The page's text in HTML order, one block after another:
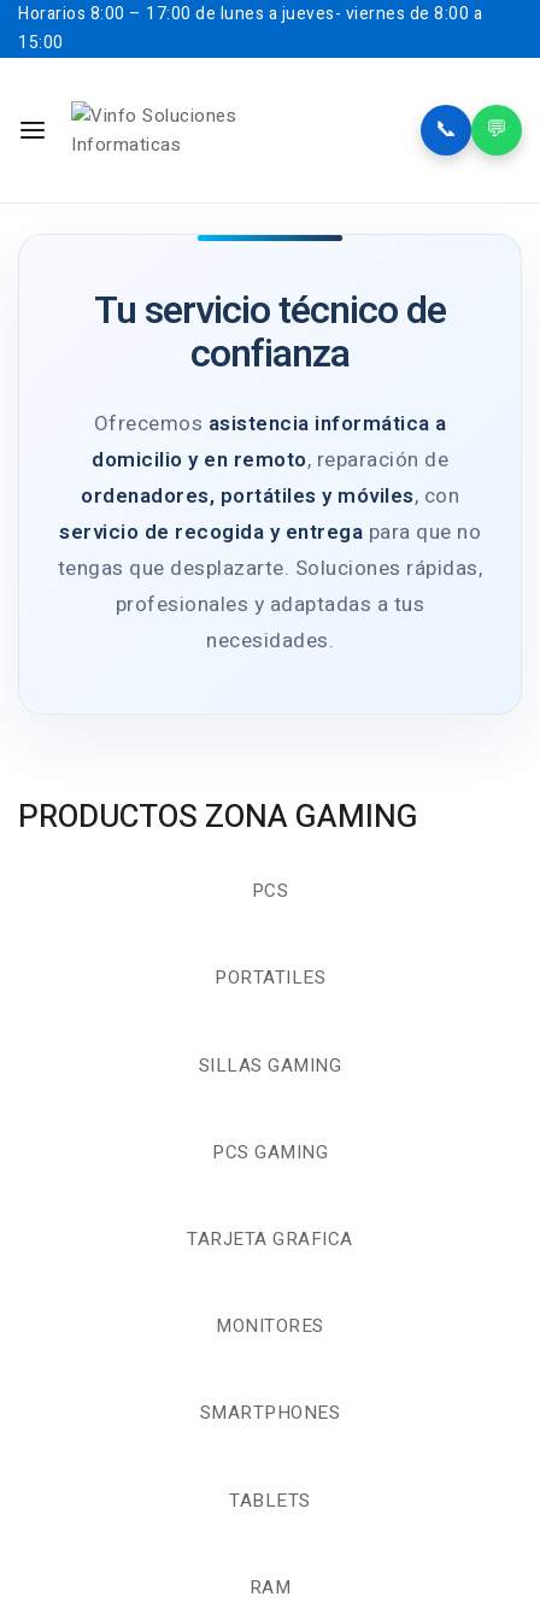
Horarios 8:00 – 17:00 de lunes a jueves- viernes de 8:00 a
15:00
📞 💬
Tu servicio técnico de
confianza
Ofrecemos asistencia informática a
domicilio y en remoto, reparación de
ordenadores, portátiles y móviles, con
servicio de recogida y entrega para que no
tengas que desplazarte. Soluciones rápidas,
profesionales y adaptadas a tus
necesidades.
PRODUCTOS ZONA GAMING
PCS
PORTATILES
SILLAS GAMING
PCS GAMING
TARJETA GRAFICA
MONITORES
SMARTPHONES
TABLETS
RAM